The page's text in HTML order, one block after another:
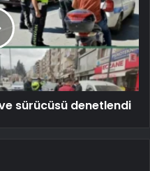
sürücüsü denetlendi